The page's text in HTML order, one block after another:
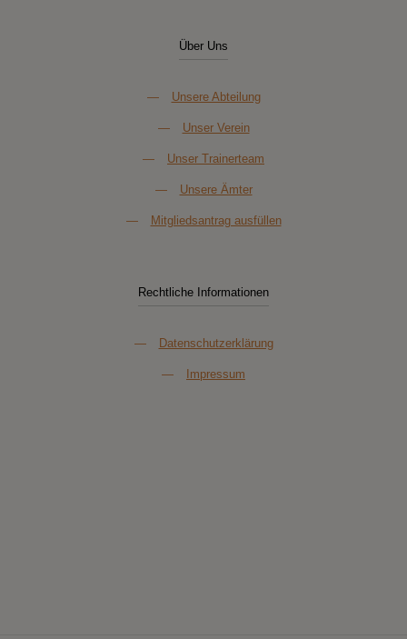
Über Uns
— Unsere Abteilung
— Unser Verein
— Unser Trainerteam
— Unsere Ämter
— Mitgliedsantrag ausfüllen
Rechtliche Informationen
— Datenschutzerklärung
— Impressum